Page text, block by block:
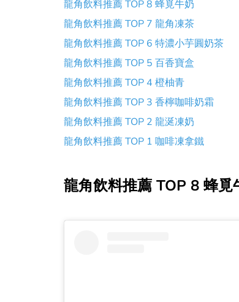
龍角飲料推薦 TOP 8 蜂覓牛奶
龍角飲料推薦 TOP 7 龍角凍茶
龍角飲料推薦 TOP 6 特濃小芋圓奶茶
龍角飲料推薦 TOP 5 百香寶盒
龍角飲料推薦 TOP 4 橙柚青
龍角飲料推薦 TOP 3 香檸咖啡奶霜
龍角飲料推薦 TOP 2 龍涎凍奶
龍角飲料推薦 TOP 1 咖啡凍拿鐵
龍角飲料推薦 TOP 8 蜂覓